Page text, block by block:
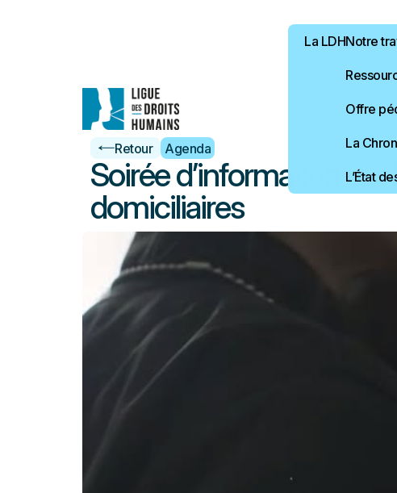
La LDHNotre
Offre
La
L’État
Retour Agenda
Soirée d’information sur
domiciliaires